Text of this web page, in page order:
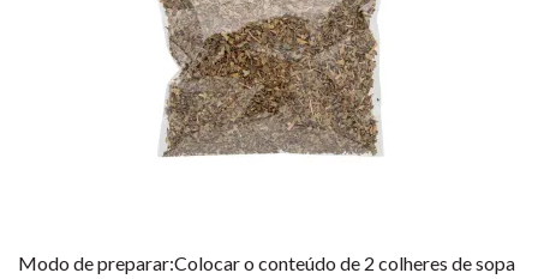
Modo de preparar:Colocar o conteúdo de 2 colheres de sopa